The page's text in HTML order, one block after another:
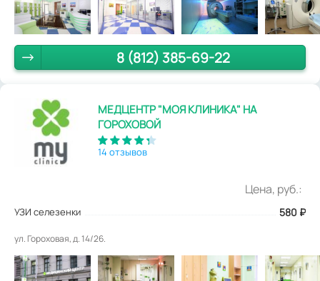
8 (812) 385-69-22
МЕДЦЕНТР "МОЯ КЛИНИКА" НА
ГОРОХОВОЙ
14 отзывов
Цена, руб.:
УЗИ селезенки 580 ₽
ул. Гороховая, д. 14/26.